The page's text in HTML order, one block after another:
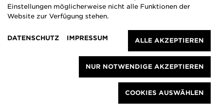
Einstellungen möglicherweise nicht alle Funktionen der
Website zur Verfügung stehen.
ALLE AKZEPTIEREN
NUR NOTWENDIGE AKZEPTIEREN
COOKIES AUSWÄHLEN
DATENSCHUTZ IMPRESSUM